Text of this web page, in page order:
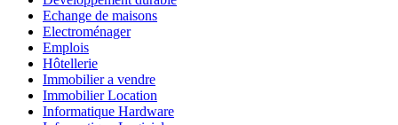
Echange de maisons
Electroménager
Emplois
Hôtellerie
Immobilier a vendre
Immobilier Location
Informatique Hardware